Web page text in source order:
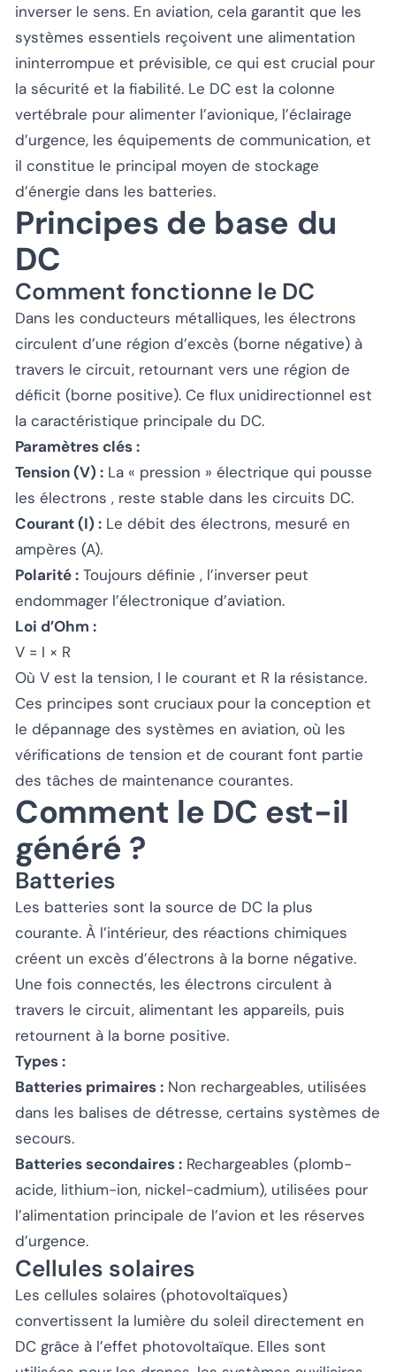
inverser le sens. En aviation, cela garantit que les
systèmes essentiels reçoivent une alimentation
ininterrompue et prévisible, ce qui est crucial pour
la sécurité et la fiabilité. Le DC est la colonne
vertébrale pour alimenter l’avionique, l’éclairage
d’urgence, les équipements de communication, et
il constitue le principal moyen de stockage
d’énergie dans les batteries.
Principes de base du
DC
Comment fonctionne le DC
Dans les conducteurs métalliques, les électrons
circulent d’une région d’excès (borne négative) à
travers le circuit, retournant vers une région de
déficit (borne positive). Ce flux unidirectionnel est
la caractéristique principale du DC.
Paramètres clés :
Tension (V) : La « pression » électrique qui pousse
les électrons , reste stable dans les circuits DC.
Courant (I) : Le débit des électrons, mesuré en
ampères (A).
Polarité : Toujours définie , l’inverser peut
endommager l’électronique d’aviation.
Loi d’Ohm :
V = I × R
Où V est la tension, I le courant et R la résistance.
Ces principes sont cruciaux pour la conception et
le dépannage des systèmes en aviation, où les
vérifications de tension et de courant font partie
des tâches de maintenance courantes.
Comment le DC est-il
généré ?
Batteries
Les batteries sont la source de DC la plus
courante. À l’intérieur, des réactions chimiques
créent un excès d’électrons à la borne négative.
Une fois connectés, les électrons circulent à
travers le circuit, alimentant les appareils, puis
retournent à la borne positive.
Types :
Batteries primaires : Non rechargeables, utilisées
dans les balises de détresse, certains systèmes de
secours.
Batteries secondaires : Rechargeables (plomb-
acide, lithium-ion, nickel-cadmium), utilisées pour
l’alimentation principale de l’avion et les réserves
d’urgence.
Cellules solaires
Les cellules solaires (photovoltaïques)
convertissent la lumière du soleil directement en
DC grâce à l’effet photovoltaïque. Elles sont